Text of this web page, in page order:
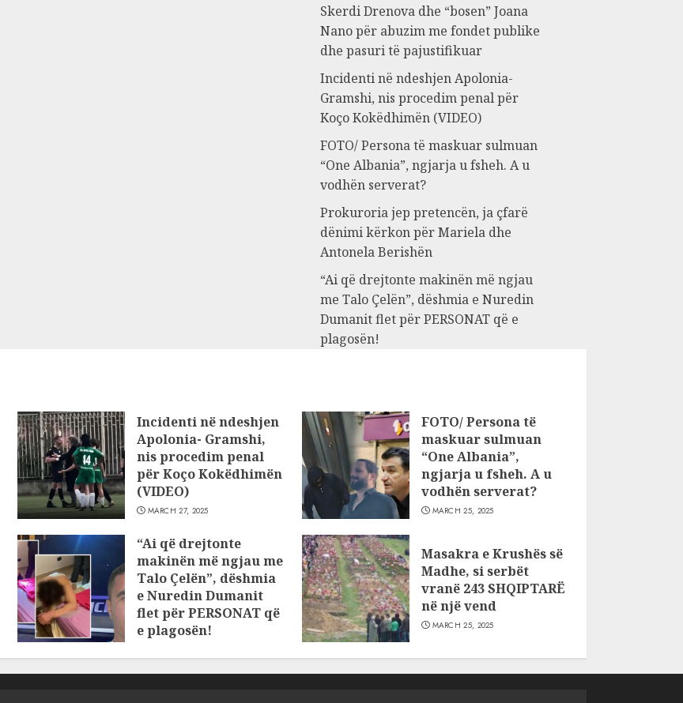
Skerdi Drenova dhe “bosen” Joana
Nano për abuzim me fondet publike
dhe pasuri të pajustifikuar
Incidenti në ndeshjen Apolonia-
Gramshi, nis procedim penal për
Koço Kokëdhimën (VIDEO)
FOTO/ Persona të maskuar sulmuan
“One Albania”, ngjarja u fsheh. A u
vodhën serverat?
Prokuroria jep pretencën, ja çfarë
dënimi kërkon për Mariela dhe
Antonela Berishën
“Ai që drejtonte makinën më ngjau
me Talo Çelën”, dëshmia e Nuredin
Dumanit flet për PERSONAT që e
plagosën!
Incidenti në ndeshjen
Apolonia- Gramshi,
nis procedim penal
për Koço Kokëdhimën
(VIDEO)
MARCH 27, 2025
FOTO/ Persona të
maskuar sulmuan
“One Albania”,
ngjarja u fsheh. A u
vodhën serverat?
MARCH 25, 2025
“Ai që drejtonte
makinën më ngjau me
Talo Çelën”, dëshmia
e Nuredin Dumanit
flet për PERSONAT që
e plagosën!
Masakra e Krushës së
Madhe, si serbët
vranë 243 SHQIPTARË
në një vend
MARCH 25, 2025